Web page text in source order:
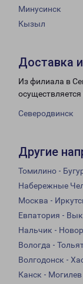
Минусинск
Кызыл
Доставка
Из филиала в
Северодвинск
Другие
Томилино -
Набережные
Москва -
Евпатория -
Нальчик -
Вологда -
Волгодонск -
Канск - Могилев